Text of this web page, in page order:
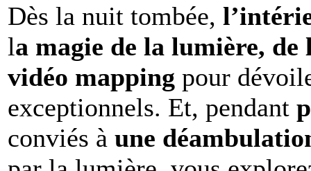
Dès la nuit tombée,
la magie de la lumière,
vidéo mapping pour
exceptionnels. Et, pendant
conviés à une